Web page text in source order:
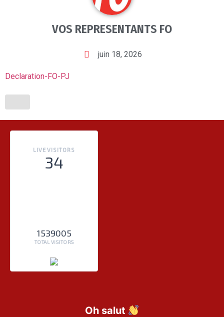
VOS REPRESENTANTS FO
juin 18, 2026
Declaration-FO-PJ
LIVE VISITORS
34
1539005
TOTAL VISITORS
Oh salut